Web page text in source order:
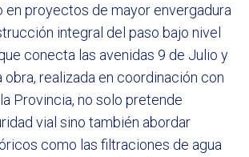
en proyectos de mayor envergadura
integral del paso bajo nivel
conecta las avenidas 9 de Julio y
obra, realizada en coordinación con
Provincia, no solo pretende
vial sino también abordar
como las filtraciones de agua